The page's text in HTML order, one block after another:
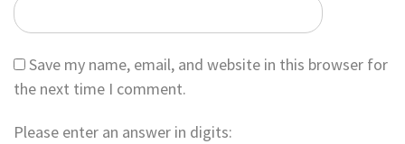
Save my name, email, and website in this browser for
the next time I comment.
Please enter an answer in digits: